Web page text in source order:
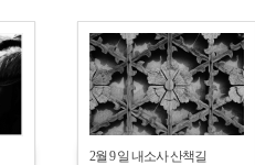
2월 9 일 내소사 산책길
575